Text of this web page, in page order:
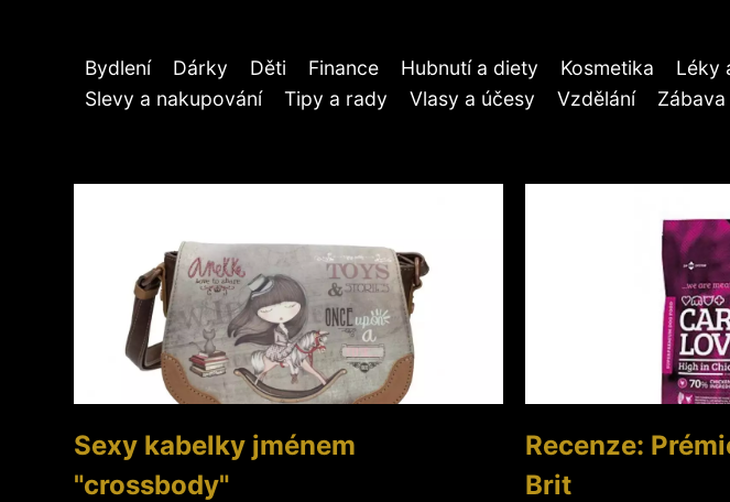
Bydlení Dárky Děti Finance Hubnutí a diety Kosmetika Léky
Slevy a nakupování
Tipy a rady Vlasy a účesy Vzdělání
Sexy kabelky jménem
"crossbody"
Recenze:
Brit